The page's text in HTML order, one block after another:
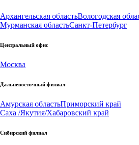
Архангельская областьВологодская
Мурманская областьСанкт-Петербург
Центральный офис
Москва
Дальневосточный филиал
Амурская областьПриморский край
Саха /Якутия/Хабаровский край
Сибирский филиал